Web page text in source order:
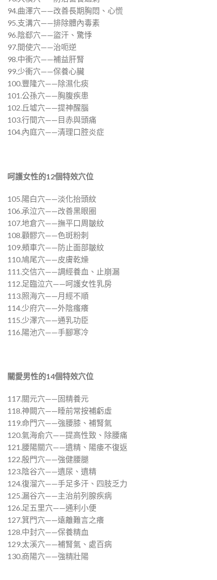
94.曲澤穴——改善長期胸悶、心慌
95.支溝穴——排除體內毒素
96.陰郄穴——盜汗、驚悸
97.間使穴——治呃逆
98.中衝穴——補益肝腎
99.少衝穴——保養心臟
100.豐隆穴——除濕化痰
101.公孫穴——胸腹疾患
102.丘墟穴——提神醒腦
103.行間穴——目赤與頭痛
104.內庭穴——清理口腔炎症
呵護女性的12個特效穴位
105.陽白穴——淡化抬頭紋
106.承泣穴——改善黑眼圈
107.地倉穴——撫平口周皺紋
108.顴髎穴——色斑粉刺
109.頰車穴——防止面部皺紋
110.鳩尾穴——皮膚乾燥
111.交信穴——調經養血、止崩漏
112.足臨泣穴——呵護女性乳房
113.照海穴——月經不順
114.少府穴——外陰瘙癢
115.少澤穴——通乳功臣
116.陽池穴——手腳寒冷
關愛男性的14個特效穴位
117.關元穴——固精養元
118.神闕穴——睡前常按補虧虛
119.命門穴——強腰膝、補腎氣
120.氣海俞穴——提高性致、除腰痛
121.腰陽關穴——遺精、陽痿不復返
122.殷門穴——強健腰腿
123.陰谷穴——遺尿、遺精
124.復溜穴——手足多汗、四肢乏力
125.漏谷穴——主治前列腺疾病
126.足五里穴——通利小便
127.箕門穴——遠離難言之癢
128.中封穴——保養精血
129.太溪穴——補腎氣、處百病
130.商陽穴——強精壯陽